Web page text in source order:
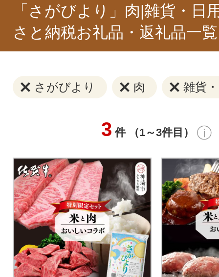
「さがびより」肉|雑貨・日
さと納税お礼品・返礼品一覧
さがびより 肉 雑貨
3 件 （1～3件目）